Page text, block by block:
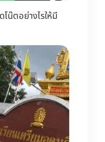
น๊ตอย่างไรให้มี